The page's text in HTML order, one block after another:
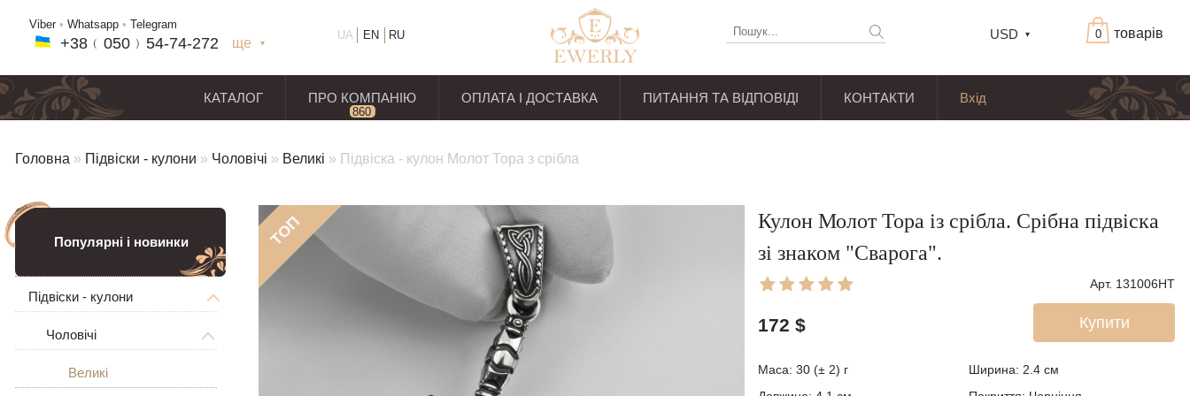
товарів
0
USD
Viber • Whatsapp • Telegram
+38﹙ 050 ﹚54-74-272 ще
+38(068) 97
RU
UA EN
КАТАЛОГ ПРО КОМПАНІЮ
860 відгуків
ОПЛАТА І ДОСТАВКА ПИТАННЯ ТА ВІДПОВІДІ КОНТАКТИ Вхід
Головна » Підвіски - кулони » Чоловічі » Великі » Підвіска - кулон Молот Тора з срібла
Популярні і новинки
Підвіски - кулони
Чоловічі
Великі
ТОП
Кулон Молот Тора із срібла. Срібна підвіска
зі знаком "Сварога".
Арт. 131006HT
Купити
172 $
Маса: 30 (± 2) г Ширина: 2.4 см